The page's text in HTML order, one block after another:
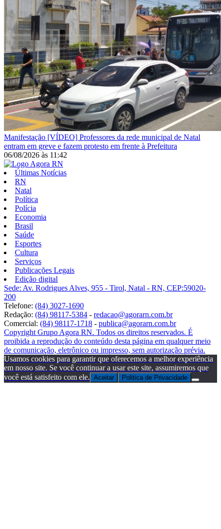
Manifestação [VÍDEO] Professores da rede municipal de Natal
entram em greve e fazem protesto em frente à Prefeitura
06/08/2026 às 11:42
Últimas Notícias
RN
Natal
Política
Polícia
Economia
Brasil
Saúde
Esportes
Cultura
Serviços
Publicações Legais
Edição digital
Sede: Av. Rodrigues Alves, 955 - Tirol, Natal - RN, CEP:59020-
200
Telefone: (84) 3027-1690
Redação: (84) 98117-5384 - redacao@agorarn.com.br
Comercial: (84) 98117-1718 - publica@agorarn.com.br
Copyright Grupo Agora RN. Todos os direitos reservados. É
proibida a reprodução do conteúdo desta página em qualquer meio
de comunicação, eletrônico ou impresso, sem autorização prévia.
Usamos cookies para garantir que oferecemos a melhor experiência
em nosso site. Se você continuar a usar este site, assumiremos que
você está satisfeito com ele. Aceitar Politica de Privacidade